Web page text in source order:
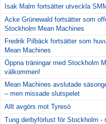
Isak Malm fortsätter utveckla
Acke Grünewald fortsätter som
Stockholm Mean Machines
Fredrik Pilbäck fortsätter som
Mean Machines
Öppna träningar med Stockholm
välkommen!
Mean Machines avslutade
– men missade slutspelet
Allt avgörs mot Tyresö
Tung derbyförlust för Stockholm -